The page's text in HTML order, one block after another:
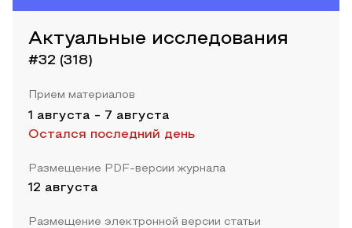
Актуальные исследования
#32 (318)
Прием материалов
1 августа - 7 августа
Остался последний день
Размещение PDF-версии журнала
12 августа
Размещение электронной версии статьи